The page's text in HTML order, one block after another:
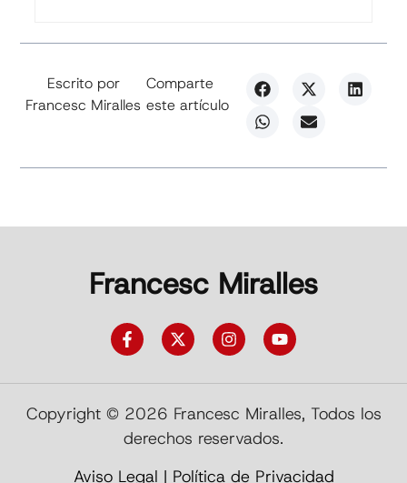
Escrito por
Francesc Miralles
Comparte
este artículo
Francesc Miralles
Copyright © 2026 Francesc Miralles, Todos los
derechos reservados.
Aviso Legal | Política de Privacidad